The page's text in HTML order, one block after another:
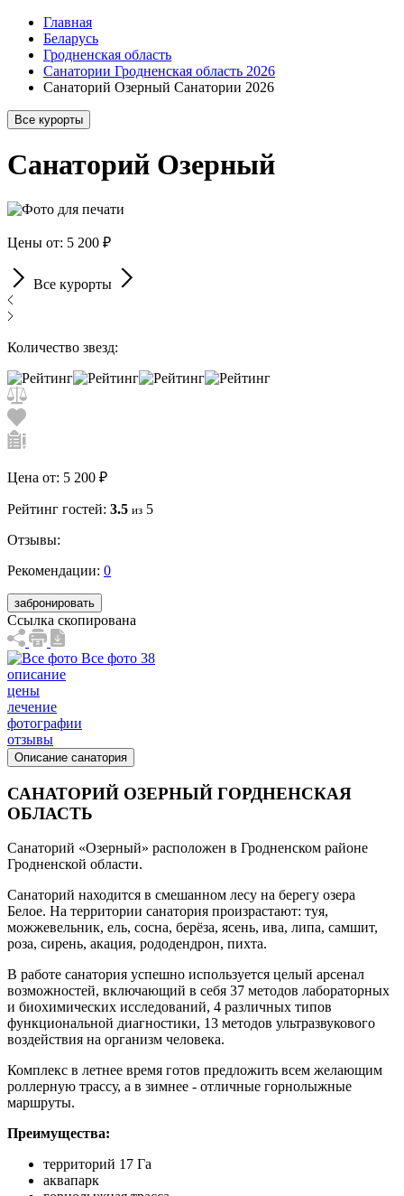
Главная
Беларусь
Гродненская область
Санатории Гродненская область 2026
Санаторий Озерный Санатории 2026
Все курорты
Санаторий Озерный
Цены от: 5 200 ₽
Все курорты
Количество звезд:
Цена от: 5 200 ₽
Рейтинг гостей: 3.5 из 5
Отзывы:
Рекомендации: 0
забронировать
Ссылка скопирована
Все фото 38
описание
цены
лечение
фотографии
отзывы
Описание санатория
САНАТОРИЙ ОЗЕРНЫЙ ГОРДНЕНСКАЯ
ОБЛАСТЬ
Санаторий «Озерный» расположен в Гродненском районе
Гродненской области.
Санаторий находится в смешанном лесу на берегу озера
Белое. На территории санатория произрастают: туя,
можжевельник, ель, сосна, берёза, ясень, ива, липа, самшит,
роза, сирень, акация, рододендрон, пихта.
В работе санатория успешно используется целый арсенал
возможностей, включающий в себя 37 методов лабораторных
и биохимических исследований, 4 различных типов
функциональной диагностики, 13 методов ультразвукового
воздействия на организм человека.
Комплекс в летнее время готов предложить всем желающим
роллерную трассу, а в зимнее - отличные горнолыжные
маршруты.
Преимущества:
территорий 17 Га
аквапарк